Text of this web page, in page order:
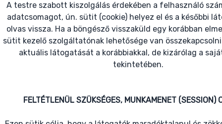
A testre szabott kiszolgálás érdekében a felhasználó
adatcsomagot, ún. sütit (cookie) helyez el és a későbbi
olvas vissza. Ha a böngésző visszaküld egy korábban
sütit kezelő szolgáltatónak lehetősége van
aktuális látogatását a korábbiakkal, de kizárólag a
tekintetében.
FELTÉTLENÜL SZÜKSÉGES, MUNKAMENET (SESSION)